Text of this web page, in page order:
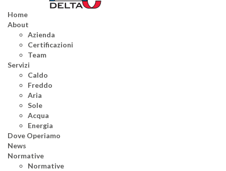
Home
About
Azienda
Certificazioni
Team
Servizi
Caldo
Freddo
Aria
Sole
Acqua
Energia
Dove Operiamo
News
Normative
Normative